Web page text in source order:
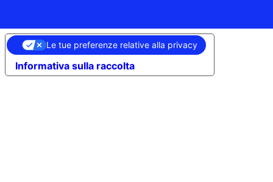
Informativa sulla raccolta
Le tue preferenze relative alla privacy